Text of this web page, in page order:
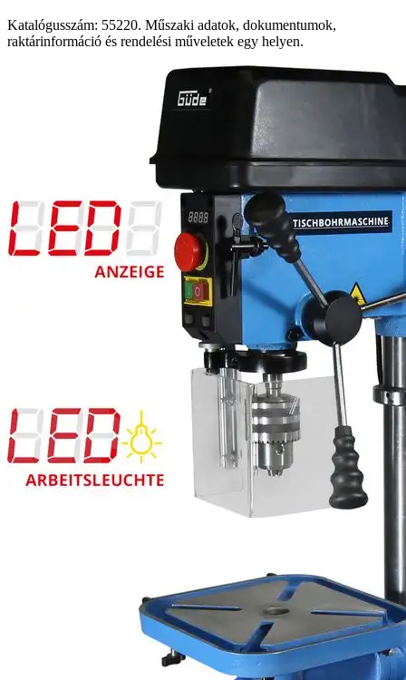
Katalógusszám: 55220. Műszaki adatok, dokumentumok,
raktárinformáció és rendelési műveletek egy helyen.